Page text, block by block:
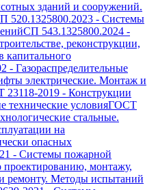
зданий и сооружений.
520.1325800.2023 - Системы
СП 543.1325800.2024 -
реконструкции,
капитального
- Газораспределительные
электрические. Монтаж и
23118-2019 - Конструкции
технические условияГОСТ
стальные.
на
опасных
- Системы пожарной
проектированию, монтажу,
ремонту. Методы испытаний